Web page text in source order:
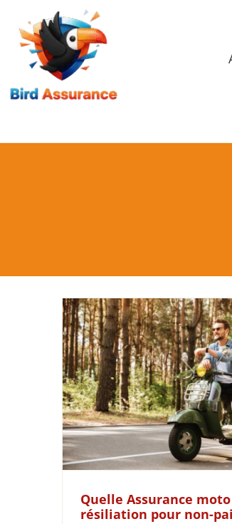
content
Quelle Assurance
résiliation pour non-